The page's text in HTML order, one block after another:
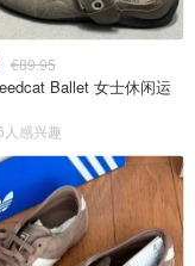
€89.95
Ballet 女士休闲运
人感兴趣